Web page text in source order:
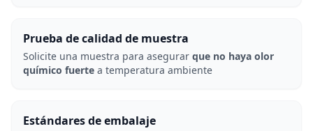
Prueba de calidad de muestra
Solicite una muestra para asegurar que no haya olor
químico fuerte a temperatura ambiente
Estándares de embalaje